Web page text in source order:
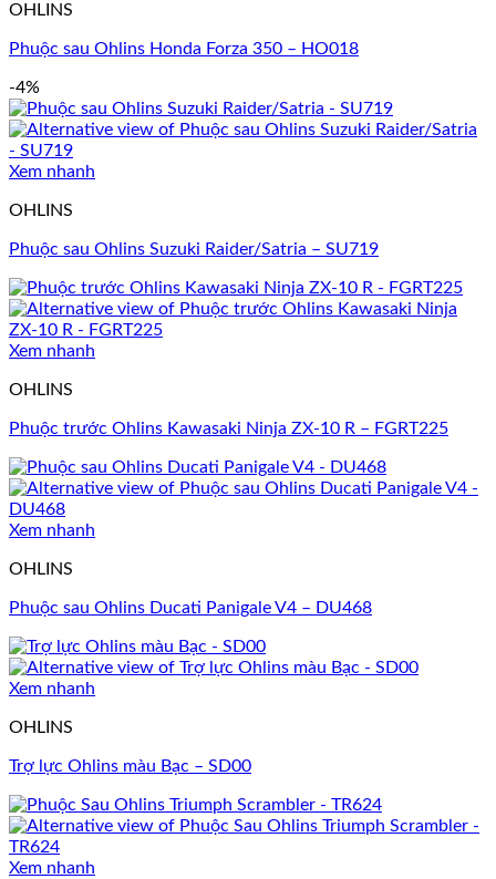
OHLINS
Phuộc sau Ohlins Honda Forza 350 – HO018
-4%
Xem nhanh
OHLINS
Phuộc sau Ohlins Suzuki Raider/Satria – SU719
Xem nhanh
OHLINS
Phuộc trước Ohlins Kawasaki Ninja ZX-10 R – FGRT225
Xem nhanh
OHLINS
Phuộc sau Ohlins Ducati Panigale V4 – DU468
Xem nhanh
OHLINS
Trợ lực Ohlins màu Bạc – SD00
Xem nhanh